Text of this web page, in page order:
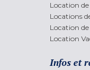
Location
Locations
Location
Location
Infos et